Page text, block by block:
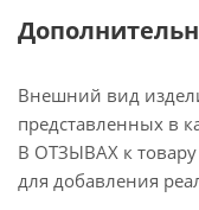
Внешний вид
представленных в
В ОТЗЫВАХ к товару
для добавления